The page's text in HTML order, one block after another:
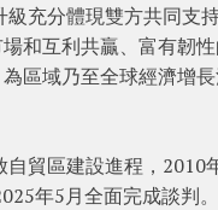
充分體現雙方共同支
和互利共贏、富有韌
區域乃至全球經濟增
貿區建設進程，
年5月全面完成談判。